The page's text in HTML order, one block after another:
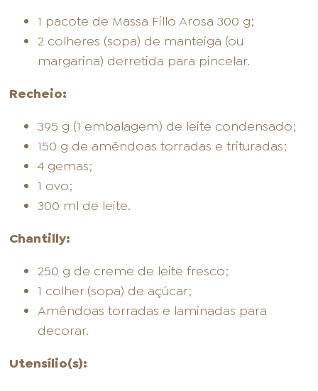
1 pacote de Massa Fillo Arosa 300 g;
2 colheres (sopa) de manteiga (ou
margarina) derretida para pincelar.
Recheio:
395 g (1 embalagem) de leite condensado;
150 g de amêndoas torradas e trituradas;
4 gemas;
1 ovo;
300 ml de leite.
Chantilly:
250 g de creme de leite fresco;
1 colher (sopa) de açúcar;
Amêndoas torradas e laminadas para
decorar.
Utensílio(s):